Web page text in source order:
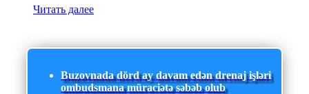
Читать далее
Buzovnada dörd ay davam edən drenaj işləri
ombudsmana müraciətə səbəb olub